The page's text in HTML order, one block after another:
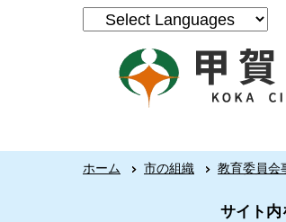
ホーム 市の組織 教育委員会
サイト内